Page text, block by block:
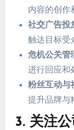
内容的创作
社交广告投
触达目标受
危机公关管
进行回应和
粉丝互动与
提升品牌与
3. 关注